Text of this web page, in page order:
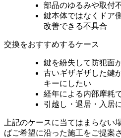
部品のゆるみや取付
鍵本体ではなくドア
改善できる不具合
交換をおすすめするケース
鍵を紛失して防犯面
古いギザギザした鍵
キーにしたい
経年による内部摩耗
引越し・退居・入居
上記のケースに当てはまらない
ばご希望に沿った施工をご提案